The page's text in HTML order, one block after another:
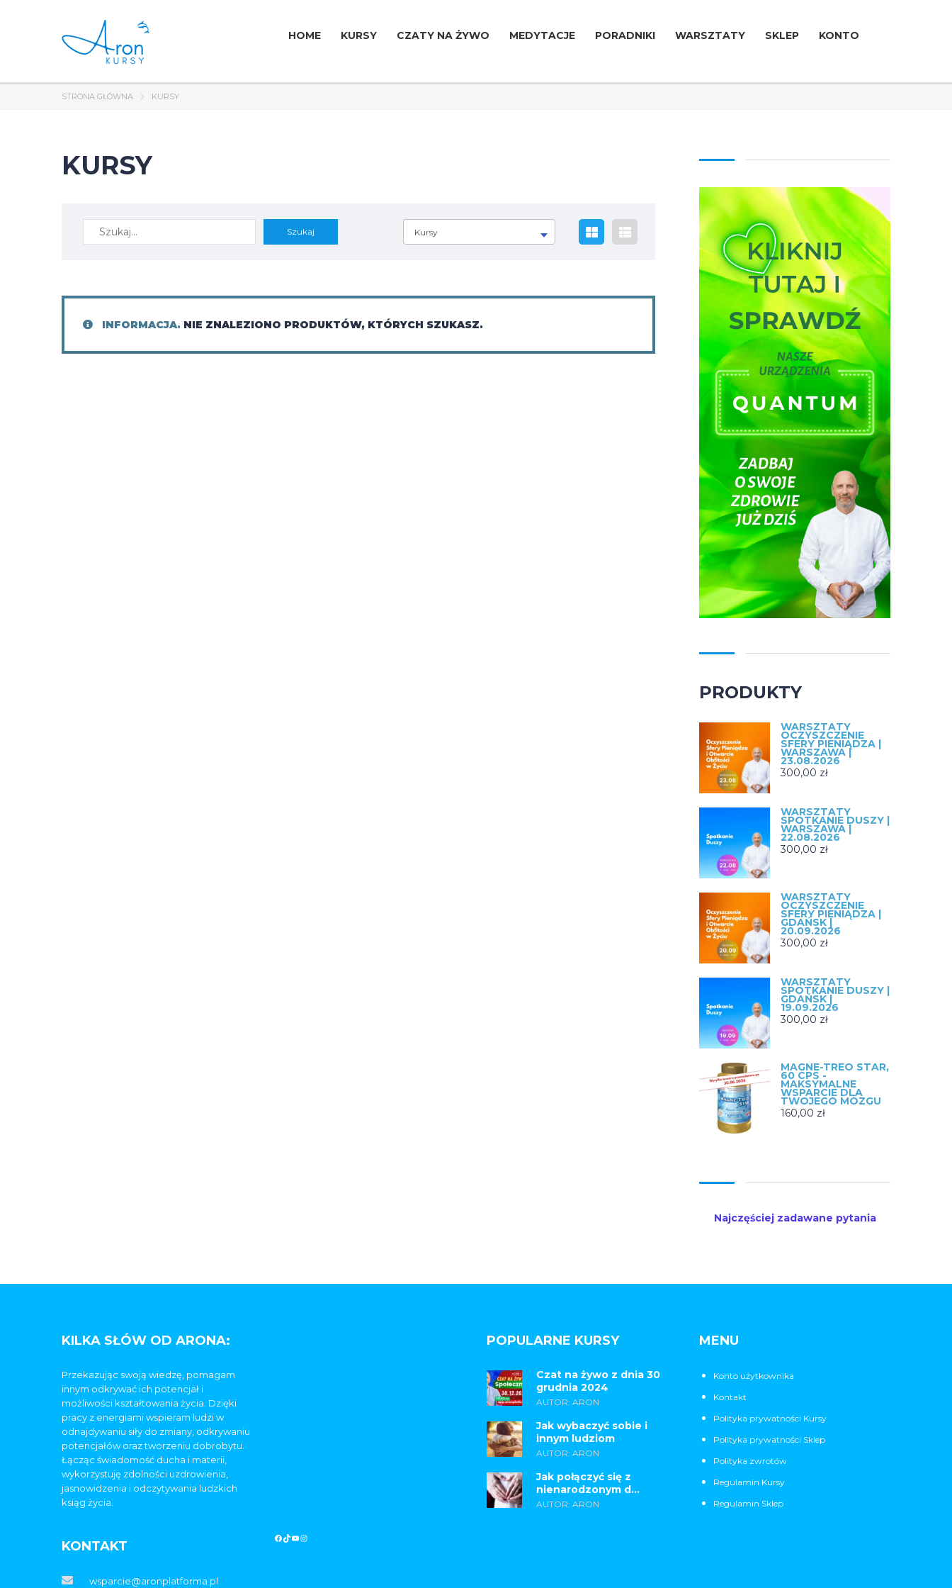
HOME KURSY CZATY NA ŻYWO MEDYTACJE PORADNIKI WARSZTATY SKLEP KONTO
STRONA GŁÓWNA KURSY
KURSY
Kursy
INFORMACJA. NIE ZNALEZIONO PRODUKTÓW, KTÓRYCH SZUKASZ.
PRODUKTY
WARSZTATY
OCZYSZCZENIE
SFERY PIENIĄDZA |
WARSZAWA |
23.08.2026
300,00 zł
WARSZTATY
SPOTKANIE DUSZY |
WARSZAWA |
22.08.2026
300,00 zł
WARSZTATY
OCZYSZCZENIE
SFERY PIENIĄDZA |
GDAŃSK |
20.09.2026
300,00 zł
WARSZTATY
SPOTKANIE DUSZY |
GDAŃSK |
19.09.2026
300,00 zł
MAGNE-TREO STAR,
60 CPS -
MAKSYMALNE
WSPARCIE DLA
TWOJEGO MÓZGU
160,00 zł
Najczęściej zadawane pytania
KILKA SŁÓW OD ARONA:
Przekazując swoją wiedzę, pomagam
innym odkrywać ich potencjał i
możliwości kształtowania życia. Dzięki
pracy z energiami wspieram ludzi w
odnajdywaniu siły do zmiany, odkrywaniu
potencjałów oraz tworzeniu dobrobytu.
Łącząc świadomość ducha i materii,
wykorzystuję zdolności uzdrowienia,
jasnowidzenia i odczytywania ludzkich
ksiąg życia.
POPULARNE KURSY
Czat na żywo z dnia 30
grudnia 2024
AUTOR: ARON
Jak wybaczyć sobie i
innym ludziom
AUTOR: ARON
Jak połączyć się z
nienarodzonym d...
AUTOR: ARON
MENU
Konto użytkownika
Kontakt
Polityka prywatności Kursy
Polityka prywatności Sklep
Polityka zwrotów
Regulamin Kursy
Regulamin Sklep
KONTAKT
wsparcie@aronplatforma.pl